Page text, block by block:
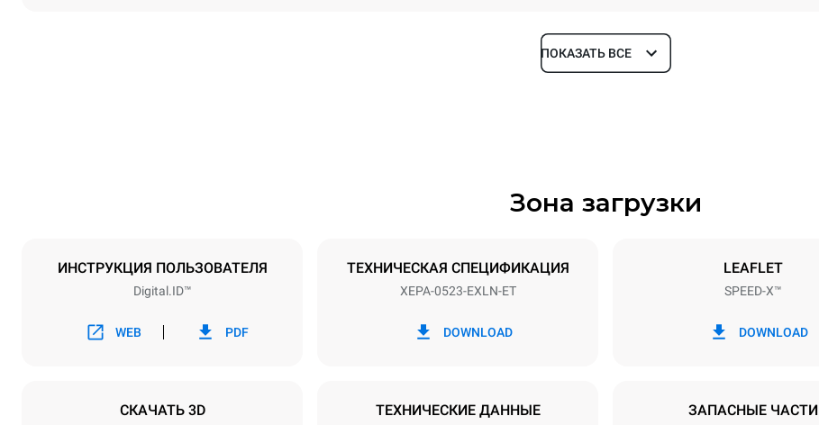
Глубина
Размер противня
380-415VV 3N~ / 220-240V 3~
ПОКАЗАТЬ ВСЕ
Зона загрузки
ИНСТРУКЦИЯ ПОЛЬЗОВАТЕЛЯ
Digital.ID™
WEB PDF
ТЕХНИЧЕСКАЯ СПЕЦИФИКАЦИЯ
XEPA-0523-EXLN-ET
DOWNLOAD
LEAFLET
SPEED-X™
DOWNLOAD
СКАЧАТЬ 3D ТЕХНИЧЕСКИЕ ДАННЫЕ ЗАПАСНЫЕ ЧАСТИ